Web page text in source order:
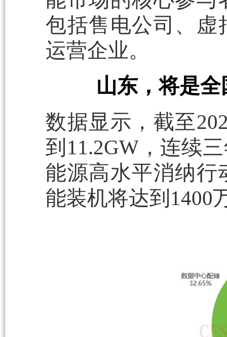
包括售电公司、虚
运营企业。
山东，将是
数据显示，截至
到11.2GW，连续
能源高水平消纳行
能装机将达到1400